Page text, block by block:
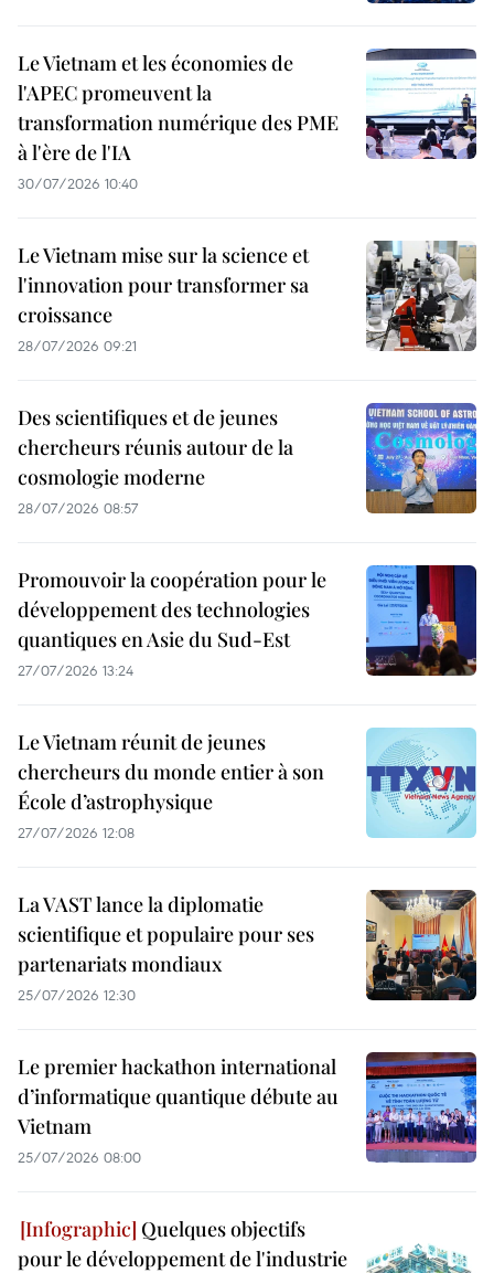
Le Vietnam et les économies de
l'APEC promeuvent la
transformation numérique des PME
à l'ère de l'IA
30/07/2026 10:40
Le Vietnam mise sur la science et
l'innovation pour transformer sa
croissance
28/07/2026 09:21
Des scientifiques et de jeunes
chercheurs réunis autour de la
cosmologie moderne
28/07/2026 08:57
Promouvoir la coopération pour le
développement des technologies
quantiques en Asie du Sud-Est
27/07/2026 13:24
Le Vietnam réunit de jeunes
chercheurs du monde entier à son
École d’astrophysique
27/07/2026 12:08
La VAST lance la diplomatie
scientifique et populaire pour ses
partenariats mondiaux
25/07/2026 12:30
Le premier hackathon international
d’informatique quantique débute au
Vietnam
25/07/2026 08:00
Quelques objectifs
pour le développement de l'industrie